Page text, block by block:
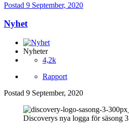
Postad 9 September, 2020
Nyhet
Nyheter
4,2k
Rapport
Postad 9 September, 2020
Discoverys nya logga för säsong 3